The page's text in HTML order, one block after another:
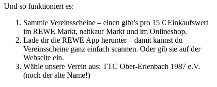
Und so funktioniert es:
Sammle Vereinsscheine – einen gibt’s pro 15 € Einkaufswert
im REWE Markt, nahkauf Markt und im Onlineshop.
Lade dir die REWE App herunter – damit kannst du
Vereinsscheine ganz einfach scannen. Oder gib sie auf der
Webseite ein.
Wähle unsere Verein aus: TTC Ober-Erlenbach 1987 e.V.
(noch der alte Name!)